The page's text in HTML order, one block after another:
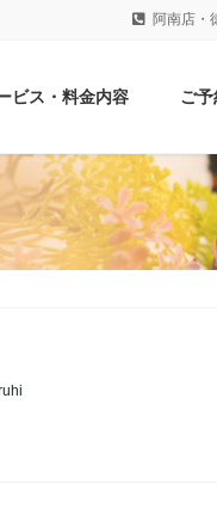
阿南店・
ビス・料金内容 ご